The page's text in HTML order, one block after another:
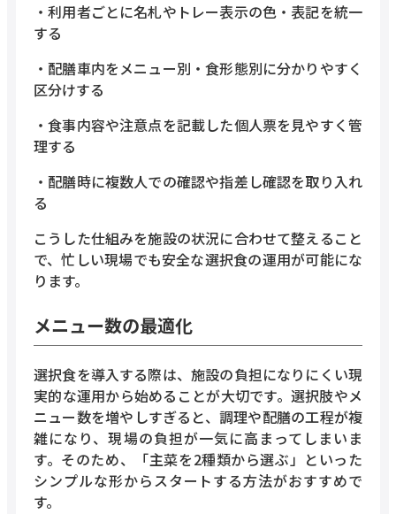
・利用者ごとに名札やトレー表示の色・表記を統一
する
・配膳車内をメニュー別・食形態別に分かりやすく
区分けする
・食事内容や注意点を記載した個人票を見やすく管
理する
・配膳時に複数人での確認や指差し確認を取り入れ
る
こうした仕組みを施設の状況に合わせて整えること
で、忙しい現場でも安全な選択食の運用が可能にな
ります。
メニュー数の最適化
選択食を導入する際は、施設の負担になりにくい現
実的な運用から始めることが大切です。選択肢やメ
ニュー数を増やしすぎると、調理や配膳の工程が複
雑になり、現場の負担が一気に高まってしまいま
す。そのため、「主菜を2種類から選ぶ」といった
シンプルな形からスタートする方法がおすすめで
す。